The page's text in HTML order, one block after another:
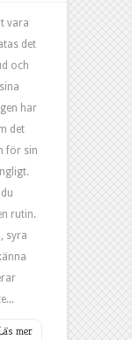
vara
det
och
har
det
för sin
rutin.
syra